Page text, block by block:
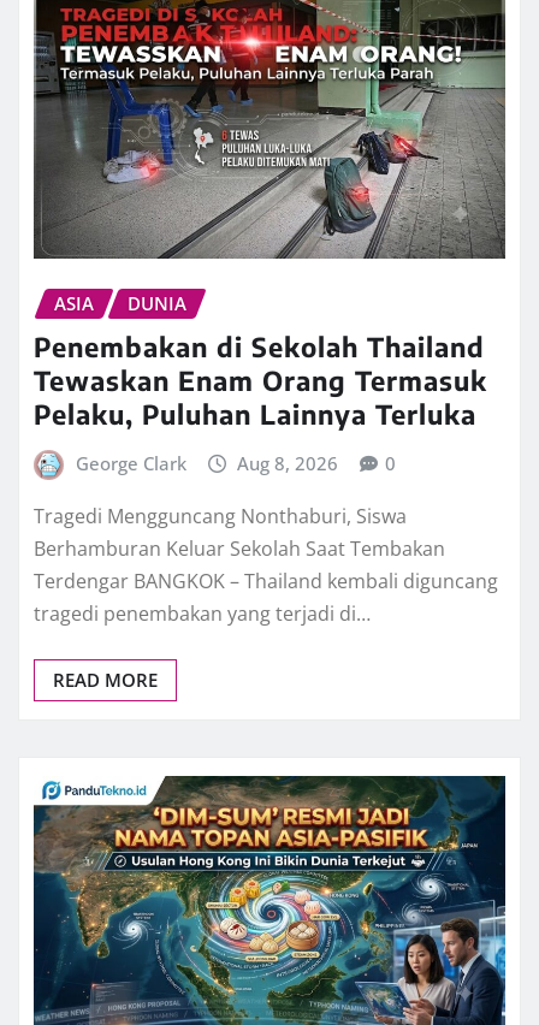
ASIA DUNIA
Penembakan di Sekolah Thailand
Tewaskan Enam Orang Termasuk
Pelaku, Puluhan Lainnya Terluka
George Clark Aug 8, 2026 0
Tragedi Mengguncang Nonthaburi, Siswa
Berhamburan Keluar Sekolah Saat Tembakan
Terdengar BANGKOK – Thailand kembali diguncang
tragedi penembakan yang terjadi di…
READ MORE